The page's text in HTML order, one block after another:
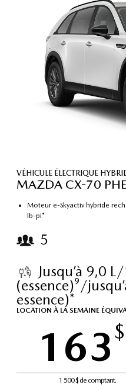
VÉHICULE ÉLECTRIQUE
MAZDA CX-70
Moteur e-Skyactiv hybride
lb-pi*
5
Jusqu’à 9,0
(essence)⁹/
essence)*
LOCATION À LA SEMAINE
163$
1 500 $ de comptant.